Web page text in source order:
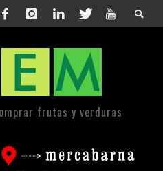
frutas y verduras